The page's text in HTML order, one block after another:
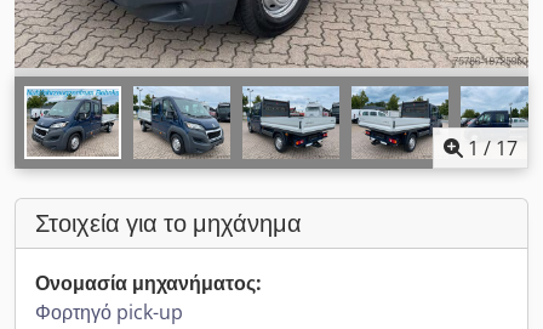
1 / 17
Στοιχεία για το μηχάνημα
Ονομασία μηχανήματος:
Φορτηγό pick-up